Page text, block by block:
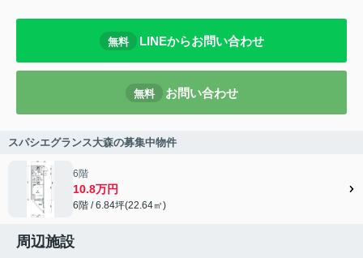
無料 LINEからお問い合わせ
無料 お問い合わせ
スパシエグランス大森の募集中物件
6階
10.8万円
6階 / 6.84坪(22.64㎡)
周辺施設